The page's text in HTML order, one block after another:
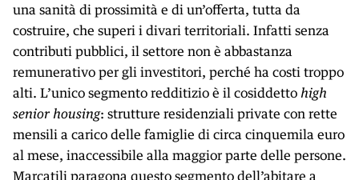
una sanità di prossimità e di un’offerta, tutta da
costruire, che superi i divari territoriali. Infatti senza
contributi pubblici, il settore non è abbastanza
remunerativo per gli investitori, perché ha costi troppo
alti. L’unico segmento redditizio è il cosiddetto high
senior housing: strutture residenziali private con rette
mensili a carico delle famiglie di circa cinquemila euro
al mese, inaccessibile alla maggior parte delle persone.
Marcatili paragona questo segmento dell’abitare a